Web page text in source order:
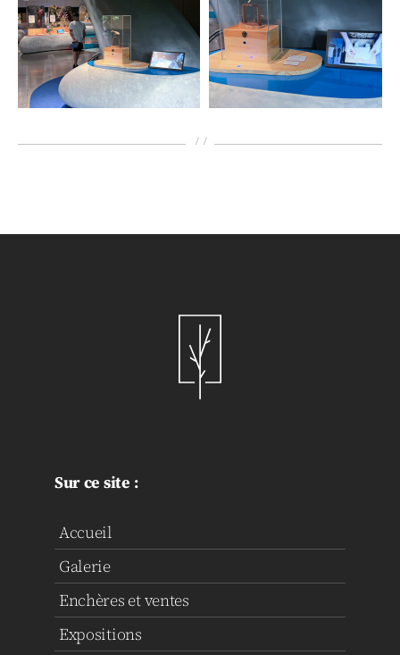
Sur ce site :
Accueil
Galerie
Enchères et ventes
Expositions